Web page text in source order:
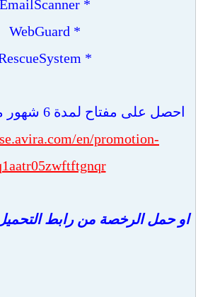
* EmailScanner
* WebGuard
* RescueSystem
احصل على مفتاح لمدة 6 شهور مجانا من الشركة
en/promotion-
او حمل الرخصة من رابط